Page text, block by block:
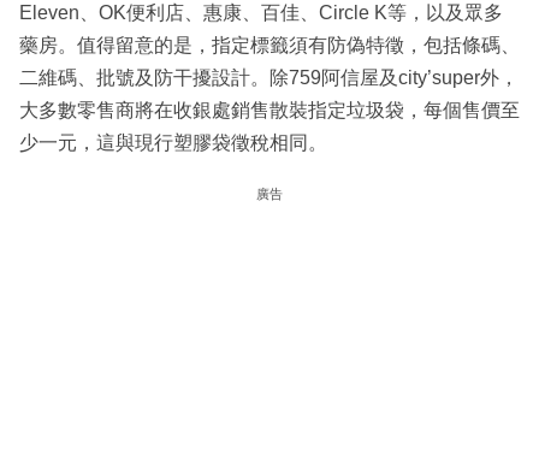
Eleven、OK便利店、惠康、百佳、Circle K等，以及眾多
藥房。值得留意的是，指定標籤須有防偽特徵，包括條碼、
二維碼、批號及防干擾設計。除759阿信屋及city’super外，
大多數零售商將在收銀處銷售散裝指定垃圾袋，每個售價至
少一元，這與現行塑膠袋徵稅相同。
廣告